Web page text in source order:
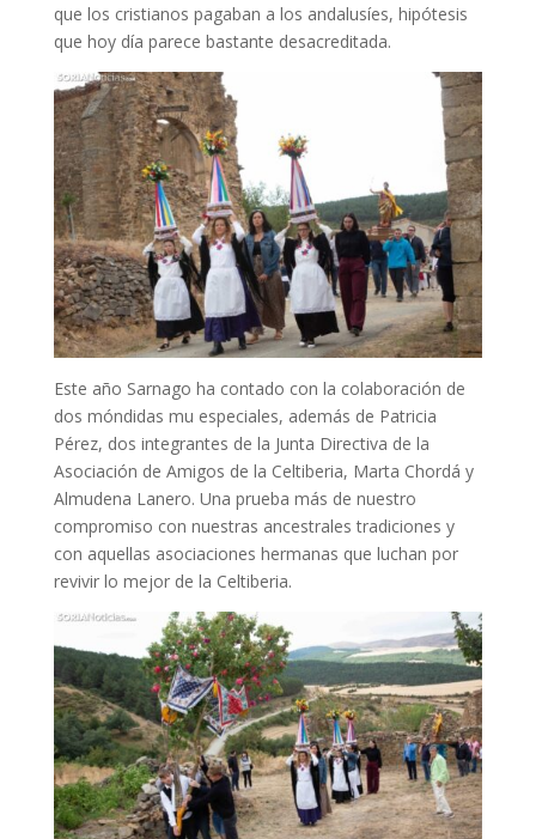
que los cristianos pagaban a los andalusíes, hipótesis
que hoy día parece bastante desacreditada.
Este año Sarnago ha contado con la colaboración de
dos móndidas mu especiales, además de Patricia
Pérez, dos integrantes de la Junta Directiva de la
Asociación de Amigos de la Celtiberia, Marta Chordá y
Almudena Lanero. Una prueba más de nuestro
compromiso con nuestras ancestrales tradiciones y
con aquellas asociaciones hermanas que luchan por
revivir lo mejor de la Celtiberia.